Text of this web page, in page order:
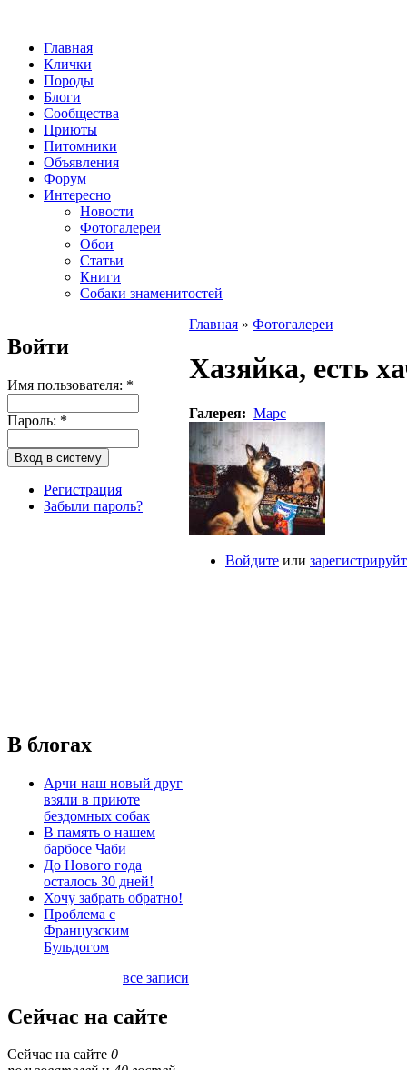
Главная
Клички
Породы
Блоги
Сообщества
Приюты
Питомники
Объявления
Форум
Интересно
Новости
Фотогалереи
Обои
Статьи
Книги
Собаки знаменитостей
Войти
Имя пользователя: *
Пароль: *
Регистрация
Забыли пароль?
В блогах
Арчи наш новый друг
взяли в приюте
бездомных собак
В память о нашем
барбосе Чаби
До Нового года
осталось 30 дней!
Хочу забрать обратно!
Проблема с
Французским
Бульдогом
все записи
Сейчас на сайте
Сейчас на сайте 0
Главная » Фотогалереи
Хазяйка, есть
Галерея: Марс
Войдите или